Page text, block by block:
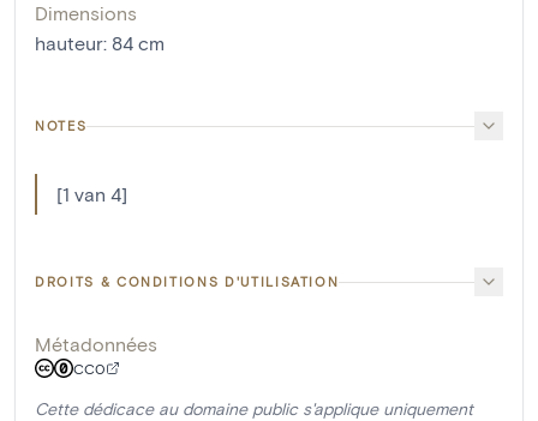
Dimensions
hauteur: 84 cm
NOTES
[1 van 4]
DROITS & CONDITIONS D'UTILISATION
Métadonnées
CC0
Cette dédicace au domaine public s'applique uniquement